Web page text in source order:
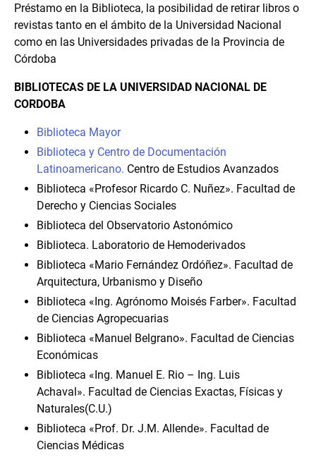
Préstamo en la Biblioteca, la posibilidad de retirar libros o
revistas tanto en el ámbito de la Universidad Nacional
como en las Universidades privadas de la Provincia de
Córdoba
BIBLIOTECAS DE LA UNIVERSIDAD NACIONAL DE
CORDOBA
Biblioteca Mayor
Biblioteca y Centro de Documentación
Latinoamericano. Centro de Estudios Avanzados
Biblioteca «Profesor Ricardo C. Nuñez». Facultad de
Derecho y Ciencias Sociales
Biblioteca del Observatorio Astonómico
Biblioteca. Laboratorio de Hemoderivados
Biblioteca «Mario Fernández Ordóñez». Facultad de
Arquitectura, Urbanismo y Diseño
Biblioteca «Ing. Agrónomo Moisés Farber». Facultad
de Ciencias Agropecuarias
Biblioteca «Manuel Belgrano». Facultad de Ciencias
Económicas
Biblioteca «Ing. Manuel E. Rio – Ing. Luis
Achaval». Facultad de Ciencias Exactas, Físicas y
Naturales(C.U.)
Biblioteca «Prof. Dr. J.M. Allende». Facultad de
Ciencias Médicas